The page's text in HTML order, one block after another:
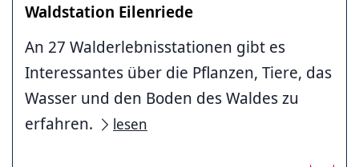
Waldstation Eilenriede
An 27 Walderlebnisstationen gibt es
Interessantes über die Pflanzen, Tiere, das
Wasser und den Boden des Waldes zu
erfahren.
lesen